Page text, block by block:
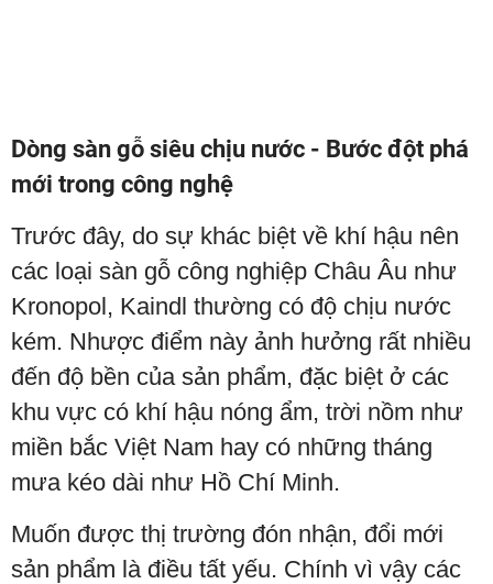
Dòng sàn gỗ siêu chịu nước - Bước đột phá
mới trong công nghệ
Trước đây, do sự khác biệt về khí hậu nên
các loại sàn gỗ công nghiệp Châu Âu như
Kronopol, Kaindl thường có độ chịu nước
kém. Nhược điểm này ảnh hưởng rất nhiều
đến độ bền của sản phẩm, đặc biệt ở các
khu vực có khí hậu nóng ẩm, trời nồm như
miền bắc Việt Nam hay có những tháng
mưa kéo dài như Hồ Chí Minh.
Muốn được thị trường đón nhận, đổi mới
sản phẩm là điều tất yếu. Chính vì vậy các